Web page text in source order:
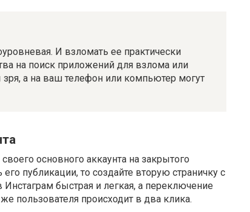
И взломать ее практически
на поиск приложений для взлома или
зря, а на ваш телефон или компьютер могут
основного аккаунта на закрытого
его публикации, то создайте вторую страничку с
быстрая и легкая, а переключение
пользователя происходит в два клика.